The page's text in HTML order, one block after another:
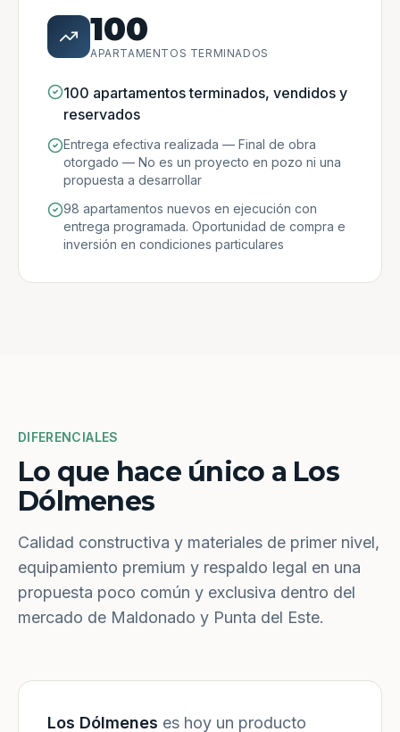
100
APARTAMENTOS TERMINADOS
100 apartamentos terminados, vendidos y
reservados
Entrega efectiva realizada — Final de obra
otorgado — No es un proyecto en pozo ni una
propuesta a desarrollar
98 apartamentos nuevos en ejecución con
entrega programada. Oportunidad de compra e
inversión en condiciones particulares
DIFERENCIALES
Lo que hace único a Los
Dólmenes
Calidad constructiva y materiales de primer nivel,
equipamiento premium y respaldo legal en una
propuesta poco común y exclusiva dentro del
mercado de Maldonado y Punta del Este.
Los Dólmenes es hoy un producto